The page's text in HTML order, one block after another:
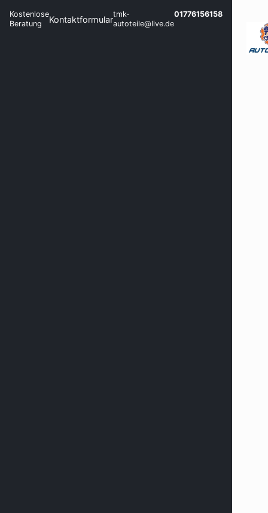
Kostenlose
Beratung
Kontaktformulartmk-
autoteile@live.de
01776156158